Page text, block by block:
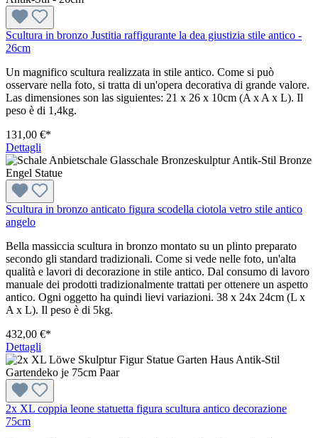
Scultura in bronzo Justitia raffigurante la dea giustizia stile antico -
26cm
Un magnifico scultura realizzata in stile antico. Come si può
osservare nella foto, si tratta di un'opera decorativa di grande valore.
Las dimensiones son las siguientes: 21 x 26 x 10cm (A x A x L). Il
peso è di 1,4kg.
131,00 €*
Dettagli
Scultura in bronzo anticato figura scodella ciotola vetro stile antico
angelo
Bella massiccia scultura in bronzo montato su un plinto preparato
secondo gli standard tradizionali. Come si vede nelle foto, un'alta
qualità e lavori di decorazione in stile antico. Dal consumo di lavoro
manuale dei prodotti tradizionalmente trattati per ottenere un aspetto
antico. Ogni oggetto ha quindi lievi variazioni. 38 x 24x 24cm (L x
A x L). Il peso è di 5kg.
432,00 €*
Dettagli
2x XL coppia leone statuetta figura scultura antico decorazione
75cm